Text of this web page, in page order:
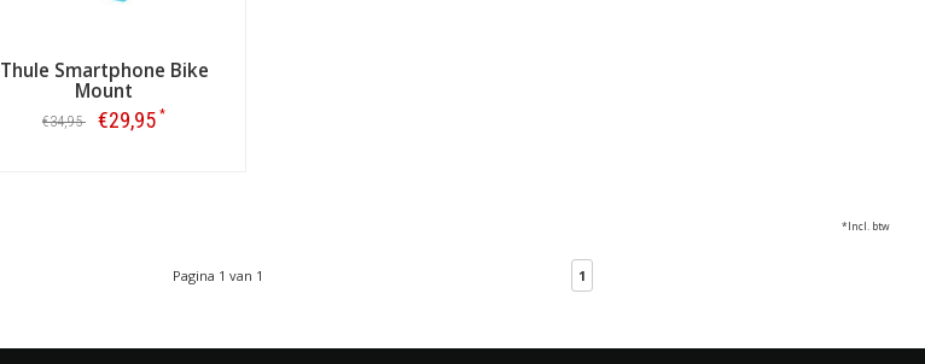
Thule Smartphone Bike
Mount
€34,95 €29,95 *
*Incl. btw
Pagina 1 van 1 1